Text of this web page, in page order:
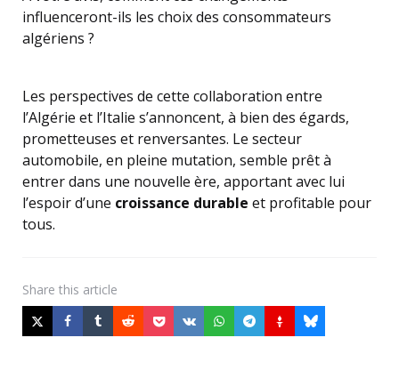
influenceront-ils les choix des consommateurs
algériens ?
Les perspectives de cette collaboration entre
l’Algérie et l’Italie s’annoncent, à bien des égards,
prometteuses et renversantes. Le secteur
automobile, en pleine mutation, semble prêt à
entrer dans une nouvelle ère, apportant avec lui
l’espoir d’une croissance durable et profitable pour
tous.
Share this article